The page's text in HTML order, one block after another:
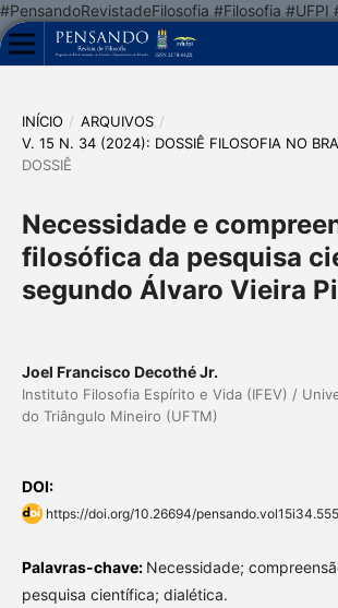
#PensandoRevistadeFilosofia #Filosofia #UFPI
INÍCIO / ARQUIVOS /
V. 15 N. 34 (2024): DOSSIÊ FILOSOFIA NO
DOSSIÊ
Necessidade e
filosófica da pesquisa
segundo Álvaro Vieira
Joel Francisco Decothé Jr.
Instituto Filosofia Espírito e Vida (IFEV) /
do Triângulo Mineiro (UFTM)
DOI:
https://doi.org/10.26694/
Palavras-chave: Necessidade;
pesquisa científica; dialética.